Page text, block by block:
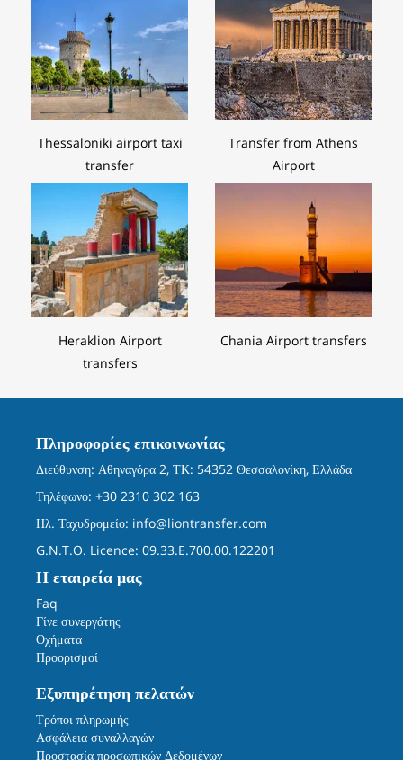
Thessaloniki airport taxi
transfer
Transfer from Athens
Airport
Heraklion Airport
transfers
Chania Airport transfers
Πληροφορίες επικοινωνίας
Διεύθυνση: Αθηναγόρα 2, ΤΚ: 54352 Θεσσαλονίκη, Ελλάδα
Τηλέφωνο: +30 2310 302 163
Ηλ. Ταχυδρομείο: info@liontransfer.com
G.N.T.O. Licence: 09.33.E.700.00.122201
Η εταιρεία μας
Faq
Γίνε συνεργάτης
Οχήματα
Προορισμοί
Εξυπηρέτηση πελατών
Τρόποι πληρωμής
Ασφάλεια συναλλαγών
Προστασία προσωπικών Δεδομένων